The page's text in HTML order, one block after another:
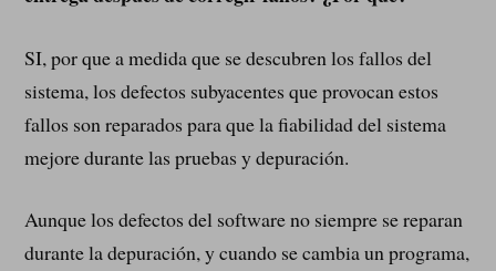
SI, por que a medida que se descubren los fallos del
sistema, los defectos subyacentes que provocan estos
fallos son reparados para que la fiabilidad del sistema
mejore durante las pruebas y depuración.
Aunque los defectos del software no siempre se reparan
durante la depuración, y cuando se cambia un programa,